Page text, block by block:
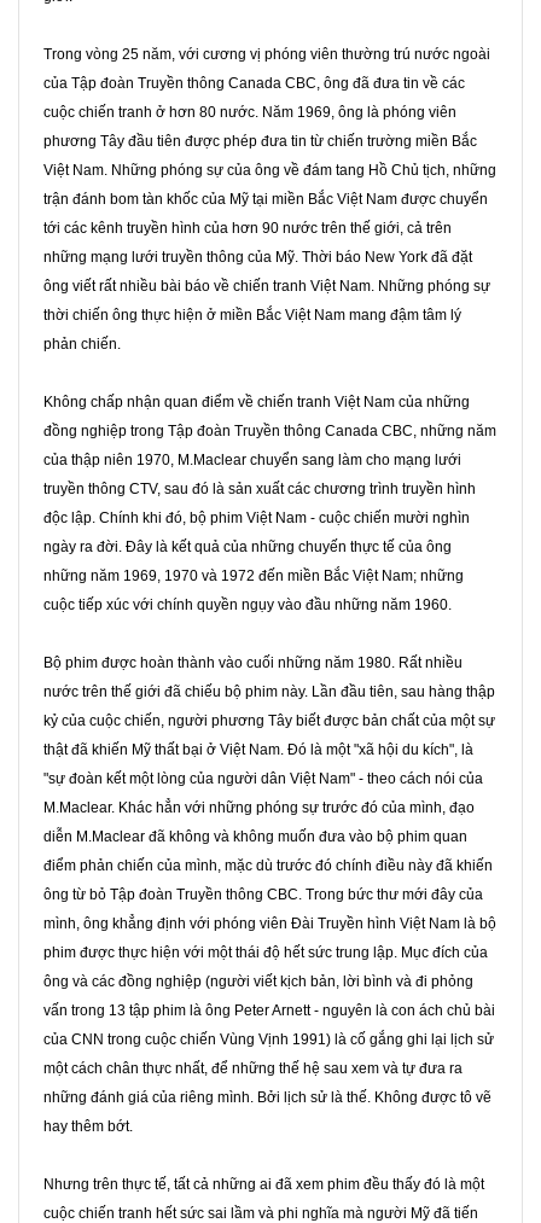
Trong vòng 25 năm, với cương vị phóng viên thường trú nước ngoài
của Tập đoàn Truyền thông Canada CBC, ông đã đưa tin về các
cuộc chiến tranh ở hơn 80 nước. Năm 1969, ông là phóng viên
phương Tây đầu tiên được phép đưa tin từ chiến trường miền Bắc
Việt Nam. Những phóng sự của ông về đám tang Hồ Chủ tịch, những
trận đánh bom tàn khốc của Mỹ tại miền Bắc Việt Nam được chuyển
tới các kênh truyền hình của hơn 90 nước trên thế giới, cả trên
những mạng lưới truyền thông của Mỹ. Thời báo New York đã đặt
ông viết rất nhiều bài báo về chiến tranh Việt Nam. Những phóng sự
thời chiến ông thực hiện ở miền Bắc Việt Nam mang đậm tâm lý
phản chiến.
Không chấp nhận quan điểm về chiến tranh Việt Nam của những
đồng nghiệp trong Tập đoàn Truyền thông Canada CBC, những năm
của thập niên 1970, M.Maclear chuyển sang làm cho mạng lưới
truyền thông CTV, sau đó là sản xuất các chương trình truyền hình
độc lập. Chính khi đó, bộ phim Việt Nam - cuộc chiến mười nghìn
ngày ra đời. Đây là kết quả của những chuyến thực tế của ông
những năm 1969, 1970 và 1972 đến miền Bắc Việt Nam; những
cuộc tiếp xúc với chính quyền ngụy vào đầu những năm 1960.
Bộ phim được hoàn thành vào cuối những năm 1980. Rất nhiều
nước trên thế giới đã chiếu bộ phim này. Lần đầu tiên, sau hàng thập
kỷ của cuộc chiến, người phương Tây biết được bản chất của một sự
thật đã khiến Mỹ thất bại ở Việt Nam. Đó là một "xã hội du kích", là
"sự đoàn kết một lòng của người dân Việt Nam" - theo cách nói của
M.Maclear. Khác hẳn với những phóng sự trước đó của mình, đạo
diễn M.Maclear đã không và không muốn đưa vào bộ phim quan
điểm phản chiến của mình, mặc dù trước đó chính điều này đã khiến
ông từ bỏ Tập đoàn Truyền thông CBC. Trong bức thư mới đây của
mình, ông khẳng định với phóng viên Đài Truyền hình Việt Nam là bộ
phim được thực hiện với một thái độ hết sức trung lập. Mục đích của
ông và các đồng nghiệp (người viết kịch bản, lời bình và đi phỏng
vấn trong 13 tập phim là ông Peter Arnett - nguyên là con ách chủ bài
của CNN trong cuộc chiến Vùng Vịnh 1991) là cố gắng ghi lại lịch sử
một cách chân thực nhất, để những thế hệ sau xem và tự đưa ra
những đánh giá của riêng mình. Bởi lịch sử là thế. Không được tô vẽ
hay thêm bớt.
Nhưng trên thực tế, tất cả những ai đã xem phim đều thấy đó là một
cuộc chiến tranh hết sức sai lầm và phi nghĩa mà người Mỹ đã tiến